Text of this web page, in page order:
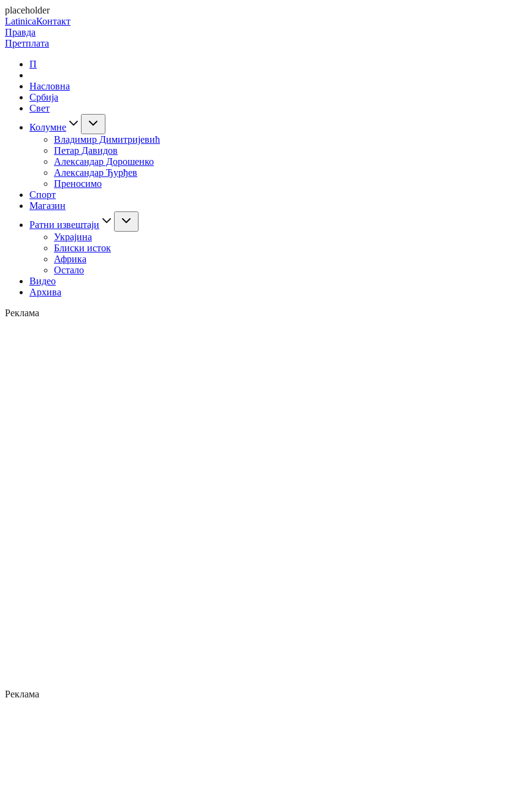
placeholder
LatinicaКонтакт
Правда
Претплата
П
Насловна
Србија
Свет
Колумне
Владимир Димитријевић
Петар Давидов
Александар Дорошенко
Александар Ђурђев
Преносимо
Спорт
Магазин
Ратни извештаји
Украјина
Блиски исток
Африка
Остало
Видео
Архива
Реклама
Реклама